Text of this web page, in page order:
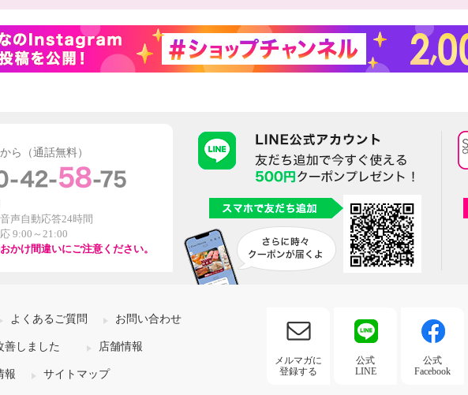
ら（通話無料）
声自動応答24時間
9:00～21:00
かけ間違いにご注意ください。
よくあるご質問 お問い合わせ
善しました 店舗情報
報 サイトマップ
メルマガに
登録する
公式
LINE
公式
Facebook